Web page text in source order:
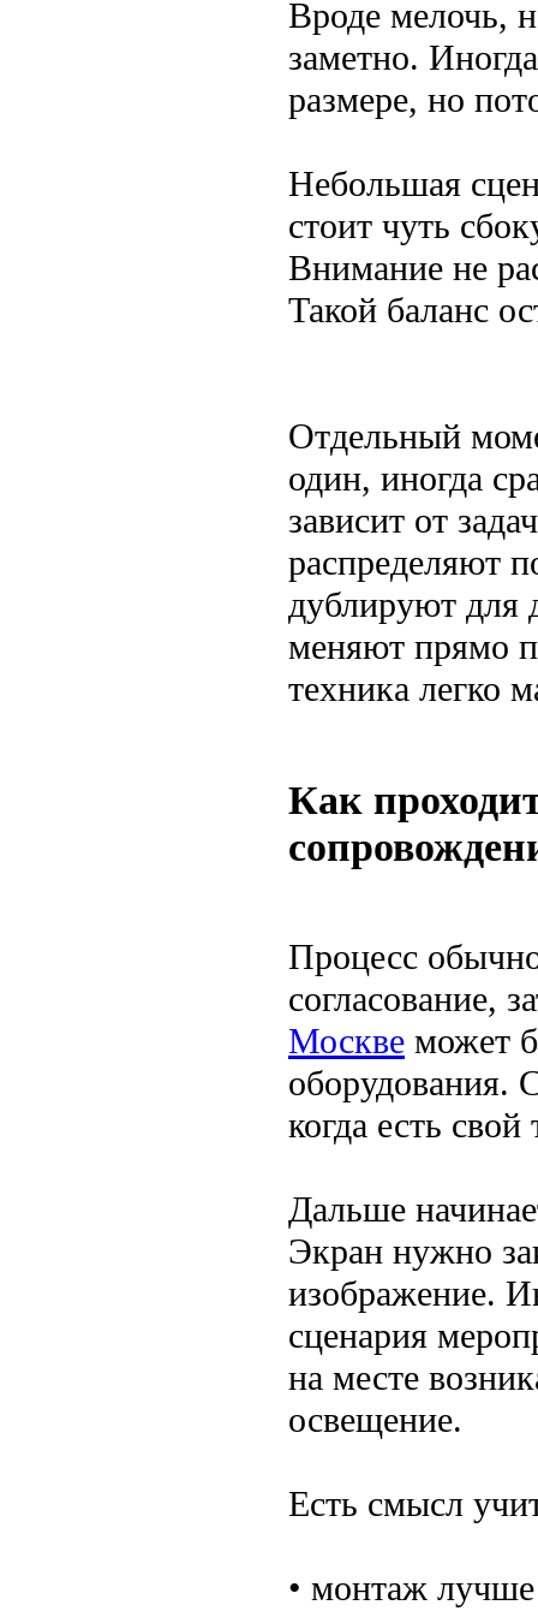
Вроде мелочь,
заметно.
размере, но
Небольшая
стоит чуть
Внимание не
Такой баланс
Отдельный
один, иногда
зависит от
распределяют
дублируют для
меняют прямо
техника легко
Как
Процесс
согласование,
Москве может
оборудования.
когда есть свой
Дальше
Экран нужно
изображение.
сценария
на месте
освещение.
Есть смысл
• монтаж лучше